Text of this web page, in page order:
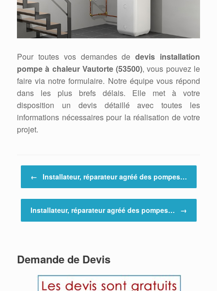
Pour toutes vos demandes dedevis installation
pompe à chaleur Vautorte (53500), vous pouvez le
faire via notre formulaire. Notre équipe vous répond
dans les plus brefs délais. Elle met à votre
disposition un devis détaillé avec toutes les
informations nécessaires pour la réalisation de votre
projet.
← Installateur, réparateur agréé des pompes…
Installateur, réparateur agréé des pompes… →
Demande de Devis